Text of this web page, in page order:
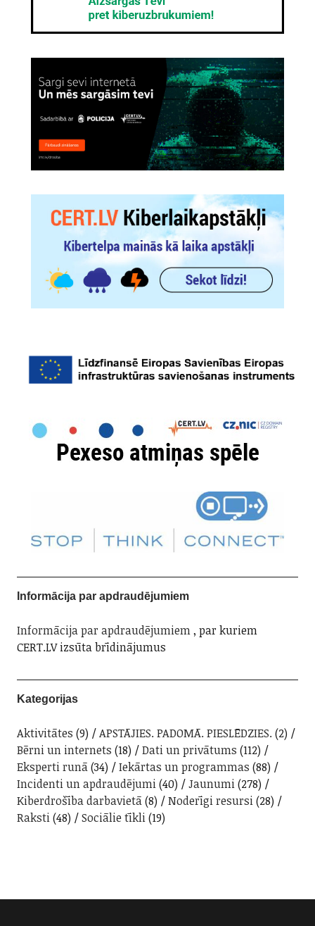
Informācija par apdraudējumiem
Informācija par apdraudējumiem, par kuriem
CERT.LV izsūta brīdinājumus
Kategorijas
Aktivitātes (9) APSTĀJIES. PADOMĀ. PIESLĒDZIES. (2)
Bērni un internets (18) Dati un privātums (112)
Eksperti runā(34) Iekārtas un programmas (88)
Incidenti un apdraudējumi(40) Jaunumi(278)
Kiberdrošība darbavietā(8) Noderīgi resursi(28)
Raksti(48) Sociālie tīkli(19)